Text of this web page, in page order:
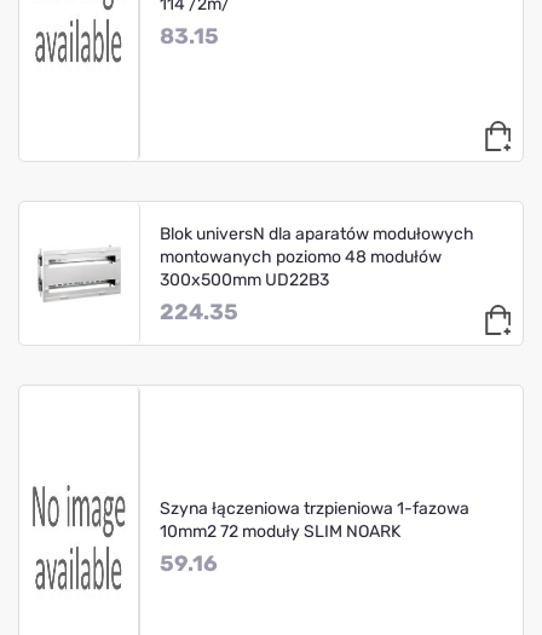
114 /2m/
83.15
Blok universN dla aparatów modułowych
montowanych poziomo 48 modułów
300x500mm UD22B3
224.35
Szyna łączeniowa trzpieniowa 1-fazowa
10mm2 72 moduły SLIM NOARK
59.16